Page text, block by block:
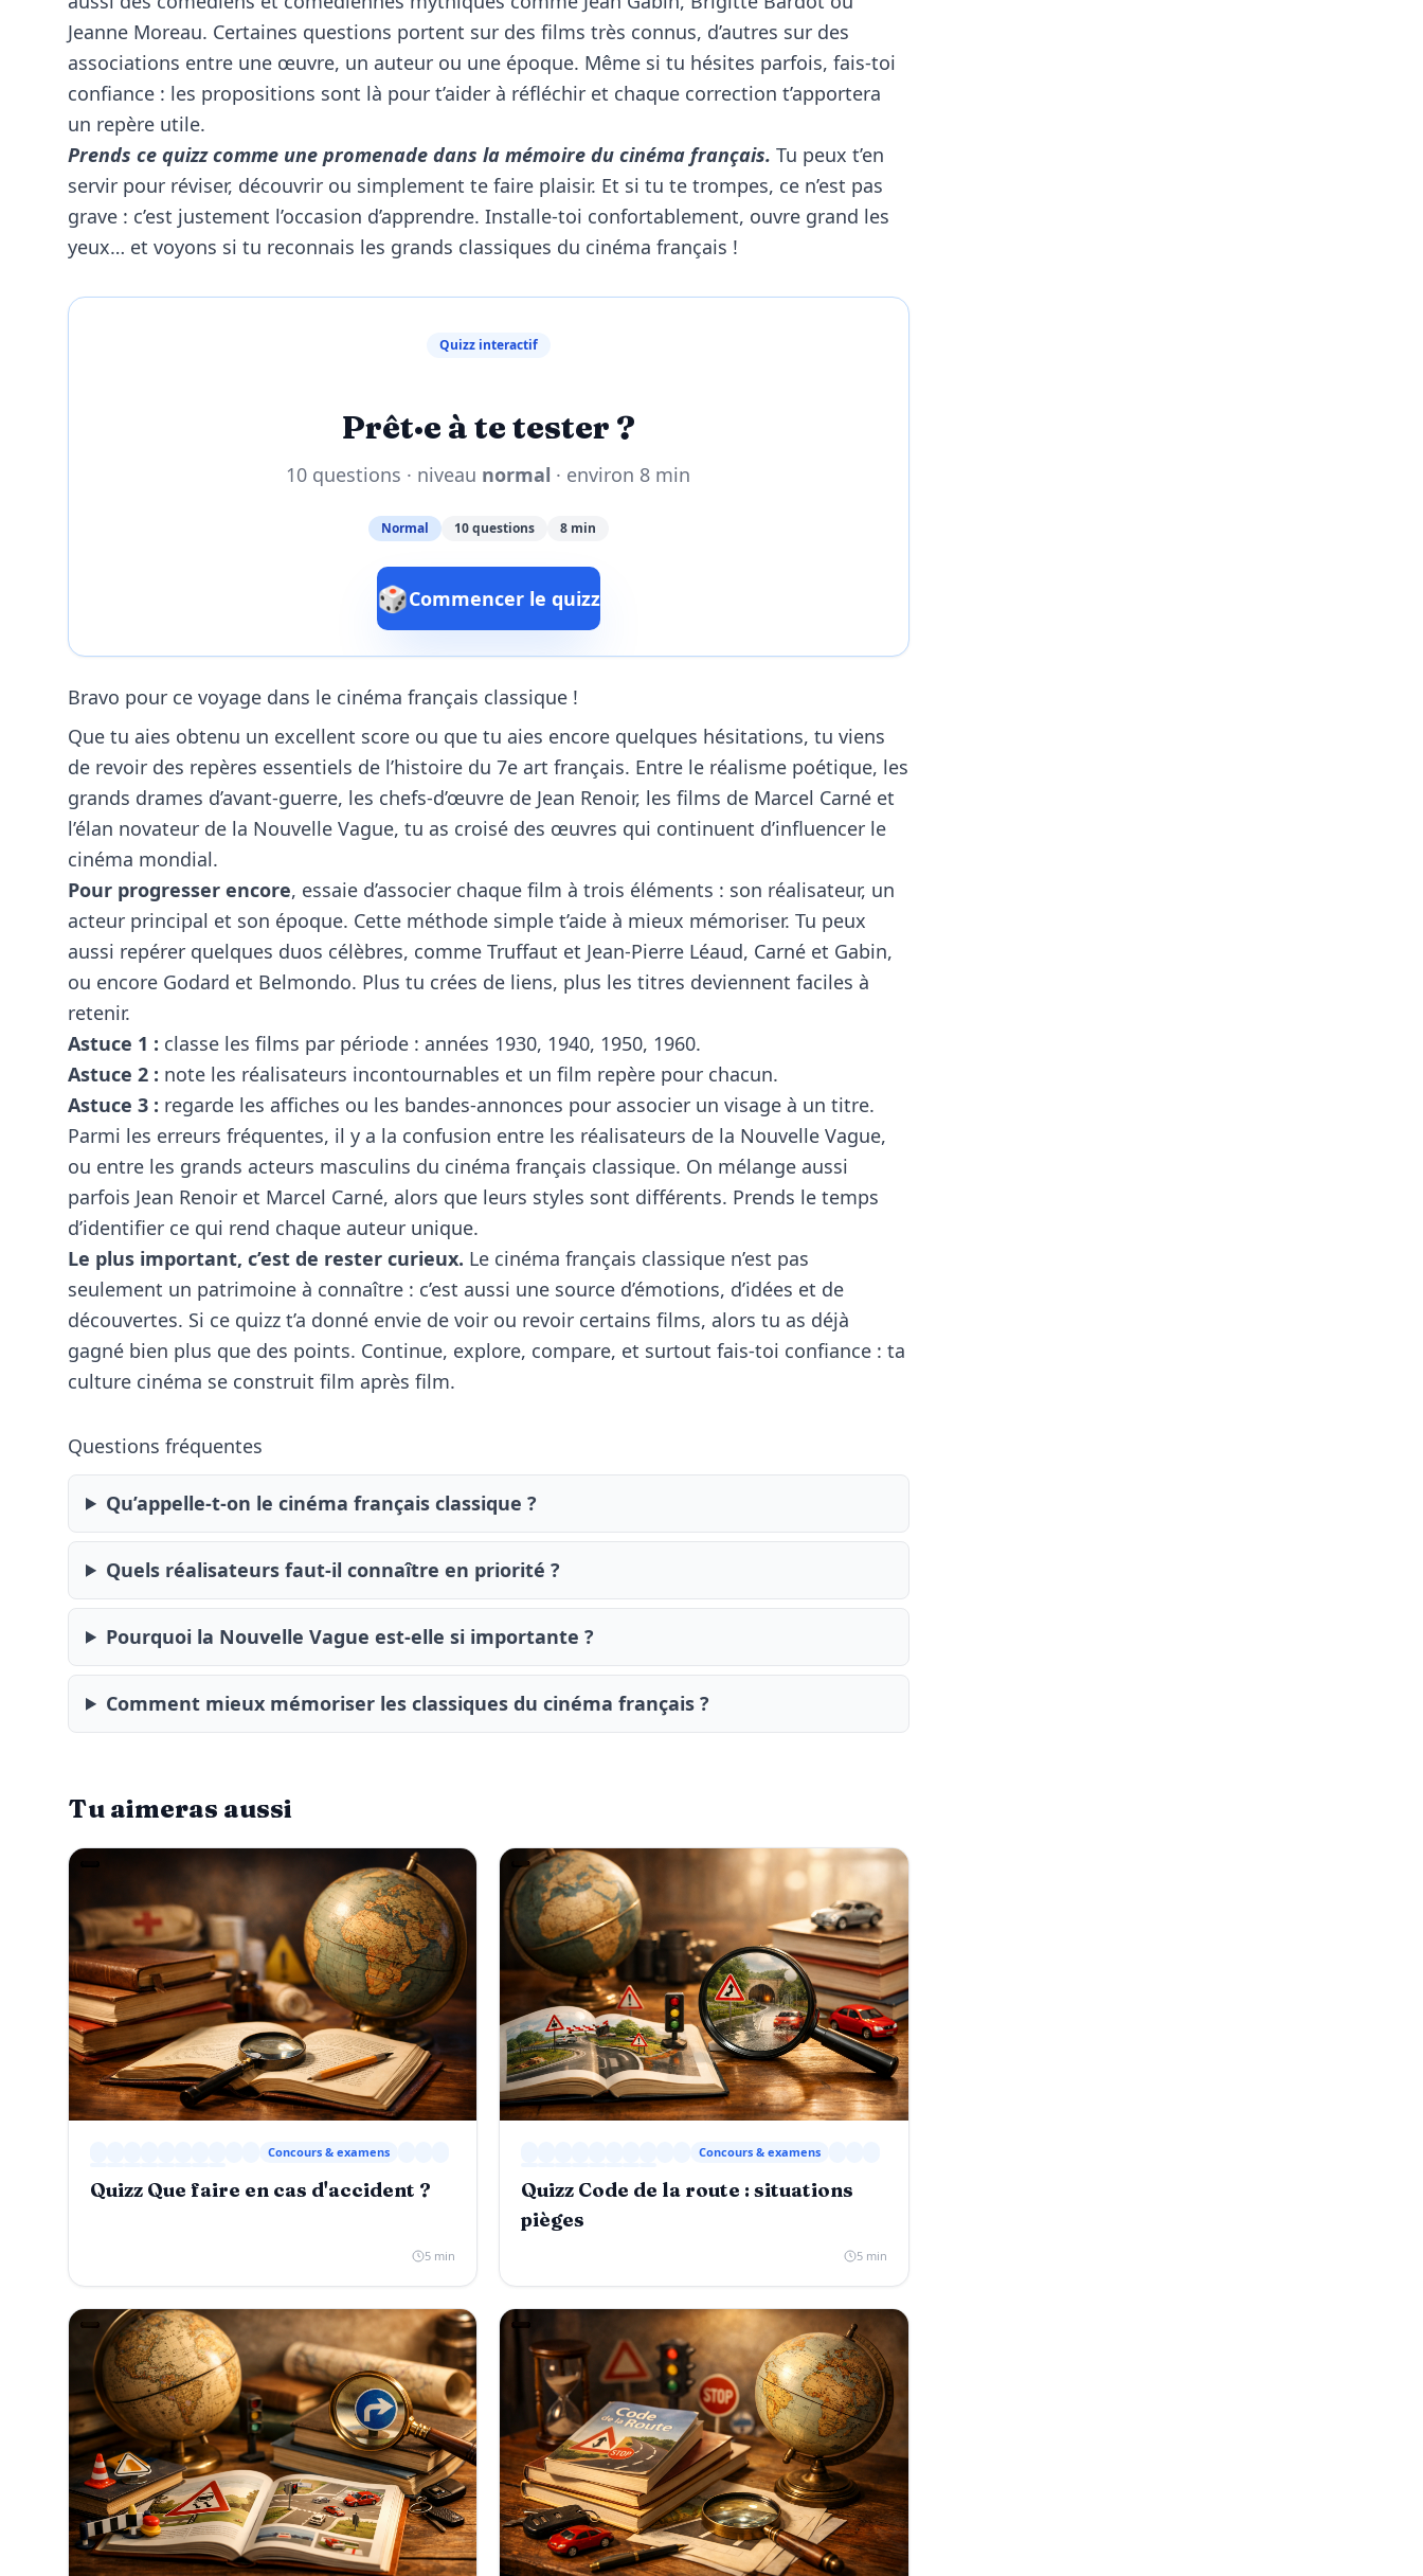
Jeanne Moreau. Certaines questions portent sur des films très connus, d’autres sur des
associations entre une œuvre, un auteur ou une époque. Même si tu hésites parfois, fais-toi
confiance : les propositions sont là pour t’aider à réfléchir et chaque correction t’apportera
un repère utile.
Prends ce quizz comme une promenade dans la mémoire du cinéma français. Tu peux t’en
servir pour réviser, découvrir ou simplement te faire plaisir. Et si tu te trompes, ce n’est pas
grave : c’est justement l’occasion d’apprendre. Installe-toi confortablement, ouvre grand les
yeux… et voyons si tu reconnais les grands classiques du cinéma français !
Quizz interactif
Prêt·e à te tester ?
10 questions · niveau normal · environ 8 min
Normal 10 questions 8 min
🎲Commencer le quizz
Bravo pour ce voyage dans le cinéma français classique !
Que tu aies obtenu un excellent score ou que tu aies encore quelques hésitations, tu viens
de revoir des repères essentiels de l’histoire du 7e art français. Entre le réalisme poétique, les
grands drames d’avant-guerre, les chefs-d’œuvre de Jean Renoir, les films de Marcel Carné et
l’élan novateur de la Nouvelle Vague, tu as croisé des œuvres qui continuent d’influencer le
cinéma mondial.
Pour progresser encore, essaie d’associer chaque film à trois éléments : son réalisateur, un
acteur principal et son époque. Cette méthode simple t’aide à mieux mémoriser. Tu peux
aussi repérer quelques duos célèbres, comme Truffaut et Jean-Pierre Léaud, Carné et Gabin,
ou encore Godard et Belmondo. Plus tu crées de liens, plus les titres deviennent faciles à
retenir.
Astuce 1 : classe les films par période : années 1930, 1940, 1950, 1960.
Astuce 2 : note les réalisateurs incontournables et un film repère pour chacun.
Astuce 3 : regarde les affiches ou les bandes-annonces pour associer un visage à un titre.
Parmi les erreurs fréquentes, il y a la confusion entre les réalisateurs de la Nouvelle Vague,
ou entre les grands acteurs masculins du cinéma français classique. On mélange aussi
parfois Jean Renoir et Marcel Carné, alors que leurs styles sont différents. Prends le temps
d’identifier ce qui rend chaque auteur unique.
Le plus important, c’est de rester curieux. Le cinéma français classique n’est pas
seulement un patrimoine à connaître : c’est aussi une source d’émotions, d’idées et de
découvertes. Si ce quizz t’a donné envie de voir ou revoir certains films, alors tu as déjà
gagné bien plus que des points. Continue, explore, compare, et surtout fais-toi confiance : ta
culture cinéma se construit film après film.
Questions fréquentes
Qu’appelle-t-on le cinéma français classique ?
Quels réalisateurs faut-il connaître en priorité ?
Pourquoi la Nouvelle Vague est-elle si importante ?
Comment mieux mémoriser les classiques du cinéma français ?
Tu aimeras aussi
Concours & examens
Quizz Que faire en cas d'accident ?
5 min
Concours & examens
Quizz Code de la route : situations
pièges
5 min